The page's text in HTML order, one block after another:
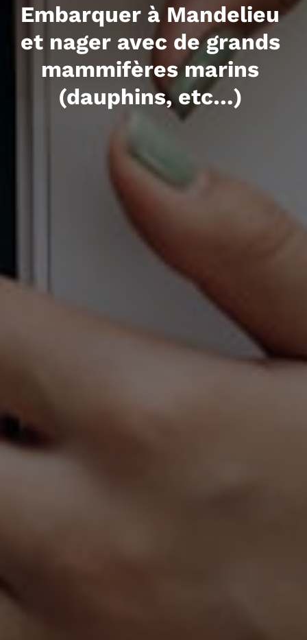
Embarquer à Mandelieu
et nager avec de grands
mammifères marins
(dauphins, etc…)